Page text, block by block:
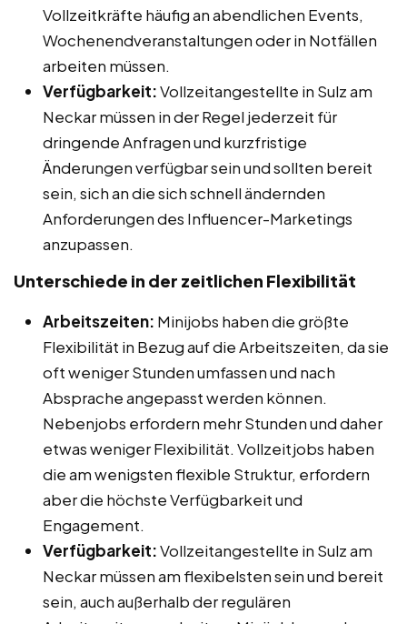
Vollzeitkräfte häufig an abendlichen Events,
Wochenendveranstaltungen oder in Notfällen
arbeiten müssen.
Verfügbarkeit:Vollzeitangestellte in Sulz am
Neckar müssen in der Regel jederzeit für
dringende Anfragen und kurzfristige
Änderungen verfügbar sein und sollten bereit
sein, sich an die sich schnell ändernden
Anforderungen des Influencer-Marketings
anzupassen.
Unterschiede in der zeitlichen Flexibilität
Arbeitszeiten: Minijobs haben die größte
Flexibilität in Bezug auf die Arbeitszeiten, da sie
oft weniger Stunden umfassen und nach
Absprache angepasst werden können.
Nebenjobs erfordern mehr Stunden und daher
etwas weniger Flexibilität. Vollzeitjobs haben
die am wenigsten flexible Struktur, erfordern
aber die höchste Verfügbarkeit und
Engagement.
Verfügbarkeit:Vollzeitangestellte in Sulz am
Neckar müssen am flexibelsten sein und bereit
sein, auch außerhalb der regulären